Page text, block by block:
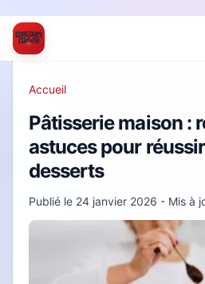
Accueil
Pâtisserie maison :
astuces pour
desserts
Publié le 24 janvier 2026 - Mis à